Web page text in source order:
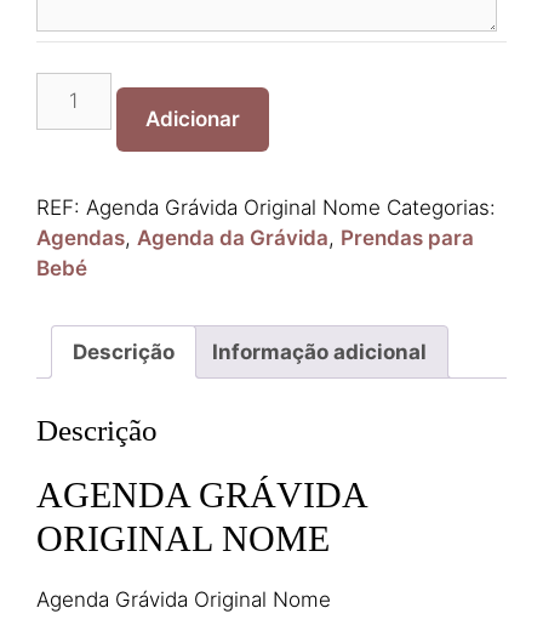
Quantidade
Original
Nome
Adicionar
REF: Agenda Grávida Original Nome Categorias:
Agendas, Agenda da Grávida, Prendas para
Bebé
Descrição Informação adicional
Descrição
AGENDA GRÁVIDA
ORIGINAL NOME
Agenda Grávida Original Nome